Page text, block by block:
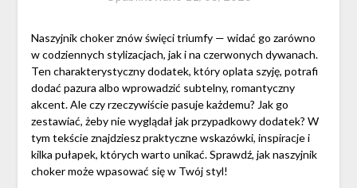
Naszyjnik choker znów święci triumfy — widać go zarówno
w codziennych stylizacjach, jak i na czerwonych dywanach.
Ten charakterystyczny dodatek, który oplata szyję, potrafi
dodać pazura albo wprowadzić subtelny, romantyczny
akcent. Ale czy rzeczywiście pasuje każdemu? Jak go
zestawiać, żeby nie wyglądał jak przypadkowy dodatek? W
tym tekście znajdziesz praktyczne wskazówki, inspiracje i
kilka pułapek, których warto unikać. Sprawdź, jak naszyjnik
choker może wpasować się w Twój styl!